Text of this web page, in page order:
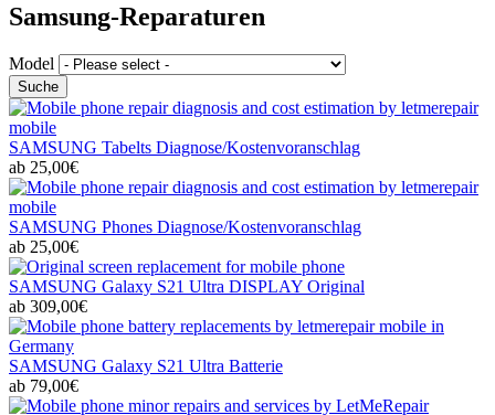
Samsung-Reparaturen
Model
SAMSUNG Tabelts Diagnose/Kostenvoranschlag
ab 25,00€
SAMSUNG Phones Diagnose/Kostenvoranschlag
ab 25,00€
SAMSUNG Galaxy S21 Ultra DISPLAY Original
ab 309,00€
SAMSUNG Galaxy S21 Ultra Batterie
ab 79,00€